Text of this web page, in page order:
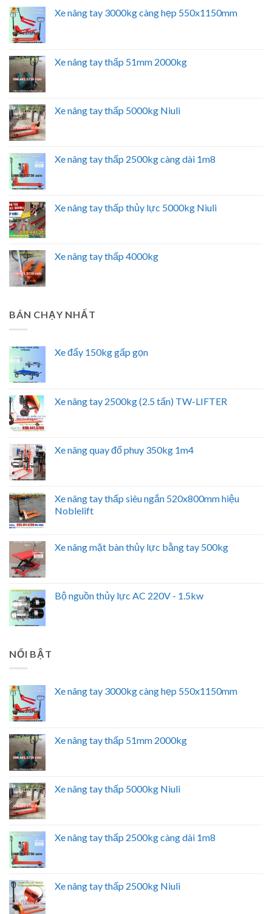
Xe nâng tay 3000kg càng hẹp 550x1150mm
Xe nâng tay thấp 51mm 2000kg
Xe nâng tay thấp 5000kg Niuli
Xe nâng tay thấp 2500kg càng dài 1m8
Xe nâng tay thấp thủy lực 5000kg Niuli
Xe nâng tay thấp 4000kg
BÁN CHẠY NHẤT
Xe đẩy 150kg gấp gọn
Xe nâng tay 2500kg (2.5 tấn) TW-LIFTER
Xe nâng quay đổ phuy 350kg 1m4
Xe nâng tay thấp siêu ngắn 520x800mm hiệu
Noblelift
Xe nâng mặt bàn thủy lực bằng tay 500kg
Bộ nguồn thủy lực AC 220V - 1.5kw
NỔI BẬT
Xe nâng tay 3000kg càng hẹp 550x1150mm
Xe nâng tay thấp 51mm 2000kg
Xe nâng tay thấp 5000kg Niuli
Xe nâng tay thấp 2500kg càng dài 1m8
Xe nâng tay thấp 2500kg Niuli